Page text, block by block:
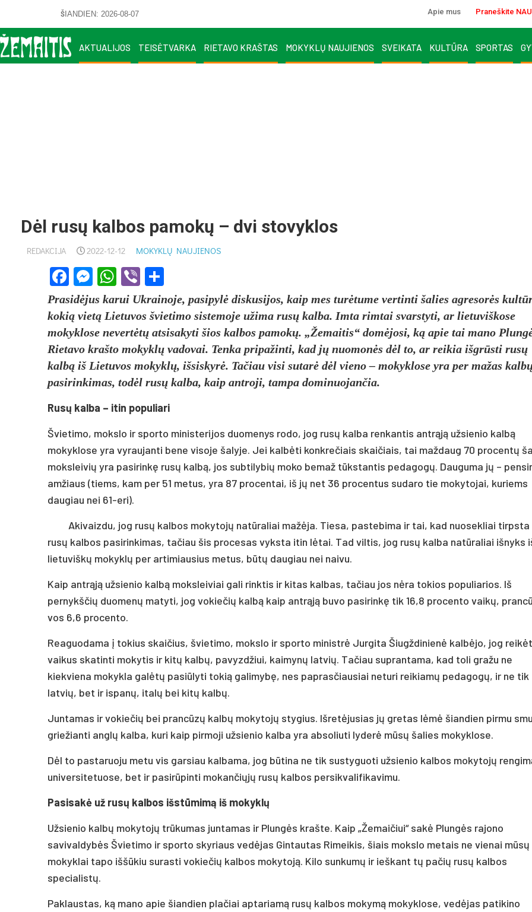
ŠIANDIEN: 2026-08-07 Apie mus Praneškite
AKTUALIJOS TEISĖTVARKA RIETAVO KRAŠTAS MOKYKLŲ NAUJIENOS SVEIKATA KULTŪRA SPORTAS
Dėl rusų kalbos pamokų – dvi stovyklos
REDAKCIJA 2022-12-12 MOKYKLŲ NAUJIENOS
Facebook
Messenger
WhatsApp
Viber
Prasidėjus karui Ukrainoje, pasipylė diskusijos, kaip mes turėtume vertinti šalies agresorės
kokią vietą Lietuvos švietimo sistemoje užima rusų kalba. Imta rimtai svarstyti, ar lietuviškose
mokyklose nevertėtų atsisakyti šios kalbos pamokų. „Žemaitis“ domėjosi, ką apie tai mano
Rietavo krašto mokyklų vadovai. Tenka pripažinti, kad jų nuomonės dėl to, ar reikia išgrūsti rusų
kalbą iš Lietuvos mokyklų, išsiskyrė. Tačiau visi sutarė dėl vieno – mokyklose yra per mažas
pasirinkimas, todėl rusų kalba, kaip antroji, tampa dominuojančia.
Rusų kalba – itin populiari
Švietimo, mokslo ir sporto ministerijos duomenys rodo, jog rusų kalba renkantis antrąją užsienio kalbą
mokyklose yra vyraujanti bene visoje šalyje. Jei kalbėti konkrečiais skaičiais, tai maždaug 70 procentų
moksleivių yra pasirinkę rusų kalbą, jos subtilybių moko bemaž tūkstantis pedagogų. Dauguma jų –
amžiaus (tiems, kam per 51 metus, yra 87 procentai, iš jų net 36 procentus sudaro tie mokytojai, kuriems
daugiau nei 61-eri).
Akivaizdu, jog rusų kalbos mokytojų natūraliai mažėja. Tiesa, pastebima ir tai, kad nuosekliai tirpsta
rusų kalbos pasirinkimas, tačiau šis procesas vyksta itin lėtai. Tad viltis, jog rusų kalba natūraliai išnyks
lietuviškų mokyklų per artimiausius metus, būtų daugiau nei naivu.
Kaip antrąją užsienio kalbą moksleiviai gali rinktis ir kitas kalbas, tačiau jos nėra tokios populiarios. Iš
pernykščių duomenų matyti, jog vokiečių kalbą kaip antrąją buvo pasirinkę tik 16,8 procento vaikų,
vos 6,6 procento.
Reaguodama į tokius skaičius, švietimo, mokslo ir sporto ministrė Jurgita Šiugždinienė kalbėjo, jog
vaikus skatinti mokytis ir kitų kalbų, pavyzdžiui, kaimynų latvių. Tačiau suprantama, kad toli gražu ne
kiekviena mokykla galėtų pasiūlyti tokią galimybę, nes paprasčiausiai neturi reikiamų pedagogų, ir ne tik
latvių, bet ir ispanų, italų bei kitų kalbų.
Juntamas ir vokiečių bei prancūzų kalbų mokytojų stygius. Išretėjusias jų gretas lėmė šiandien pirmu
griežianti anglų kalba, kuri kaip pirmoji užsienio kalba yra absoliuti lyderė mūsų šalies mokyklose.
Dėl to pastaruoju metu vis garsiau kalbama, jog būtina ne tik sustyguoti užsienio kalbos mokytojų
universitetuose, bet ir pasirūpinti mokančiųjų rusų kalbos persikvalifikavimu.
Pasisakė už rusų kalbos išstūmimą iš mokyklų
Užsienio kalbų mokytojų trūkumas juntamas ir Plungės krašte. Kaip „Žemaičiui“ sakė Plungės rajono
savivaldybės Švietimo ir sporto skyriaus vedėjas Gintautas Rimeikis, šiais mokslo metais ne vienai mūsų
mokyklai tapo iššūkiu surasti vokiečių kalbos mokytoją. Kilo sunkumų ir ieškant tų pačių rusų kalbos
specialistų.
Paklaustas, ką mano apie šiandien plačiai aptariamą rusų kalbos mokymą mokyklose, vedėjas patikino